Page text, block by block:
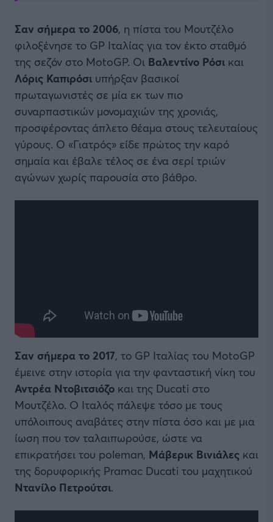
Σαν σήμερα το 2006, η πίστα του Μουτζέλο
φιλοξένησε το GP Ιταλίας για τον έκτο σταθμό
της σεζόν στο MotoGP. Οι Βαλεντίνο Ρόσι και
Λόρις Καπιρόσι υπήρξαν βασικοί
πρωταγωνιστές σε μία εκ των πιο
συναρπαστικών μονομαχιών της χρονιάς,
προσφέροντας άπλετο θέαμα στους τελευταίους
γύρους. Ο «Γιατρός» είδε πρώτος την καρό
σημαία και έβαλε τέλος σε ένα σερί τριών
αγώνων χωρίς παρουσία στο βάθρο.
Σαν σήμερα το 2017, το GP Ιταλίας του MotoGP
έμεινε στην ιστορία για την φανταστική νίκη του
Αντρέα Ντοβιτσιόζο και της Ducati στο
Μουτζέλο. Ο Ιταλός πάλεψε τόσο με τους
υπόλοιπους αναβάτες στην πίστα όσο και με μια
ίωση που τον ταλαιπωρούσε, ώστε να
επικρατήσει του poleman, Μάβερικ Βινιάλες και
της δορυφορικής Pramac Ducati του μαχητικού
Ντανίλο Πετρούτσι.